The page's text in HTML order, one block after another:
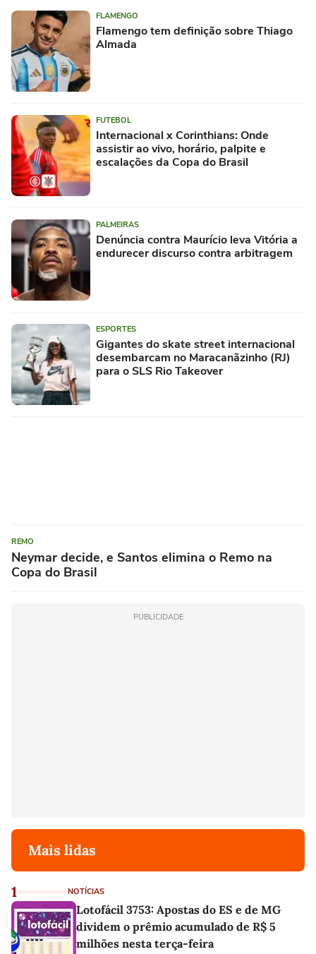
FLAMENGO
Flamengo tem definição sobre Thiago
Almada
FUTEBOL
Internacional x Corinthians: Onde
assistir ao vivo, horário, palpite e
escalações da Copa do Brasil
PALMEIRAS
Denúncia contra Maurício leva Vitória a
endurecer discurso contra arbitragem
ESPORTES
Gigantes do skate street internacional
desembarcam no Maracanãzinho (RJ)
para o SLS Rio Takeover
REMO
Neymar decide, e Santos elimina o Remo na
Copa do Brasil
PUBLICIDADE
Mais lidas
1 NOTÍCIAS
Lotofácil 3753: Apostas do ES e de MG
dividem o prêmio acumulado de R$ 5
milhões nesta terça-feira